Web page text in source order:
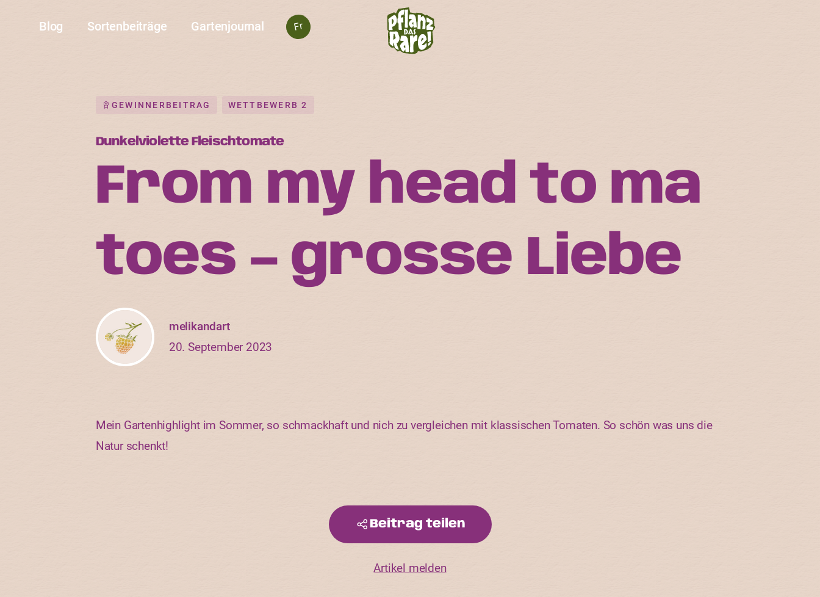
Fr
Blog Sortenbeiträge Gartenjournal
GEWINNERBEITRAG WETTBEWERB 2
Dunkelviolette Fleischtomate
From my head to ma
toes – grosse Liebe
melikandart
20. September 2023
Mein Gartenhighlight im Sommer, so schmackhaft und nich zu vergleichen mit klassischen Tomaten. So schön was uns die
Natur schenkt!
Beitrag teilen
Artikel melden